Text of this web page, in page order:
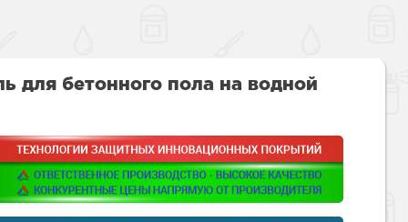
для бетонного пола на водной